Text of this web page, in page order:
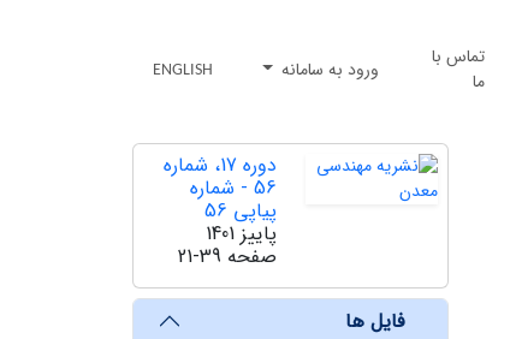
تماس با
ما
ورود به سامانه ENGLISH
دوره 17، شماره
56 - شماره
پیاپی 56
پاییز 1401
صفحه 21-39
فایل ها